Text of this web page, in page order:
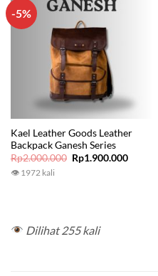
-5%
Kael Leather Goods Leather
Backpack Ganesh Series
Rp2.000.000 Original
price
Rp1.900.000Current
👁 1972 kali
Dilihat 255 kali